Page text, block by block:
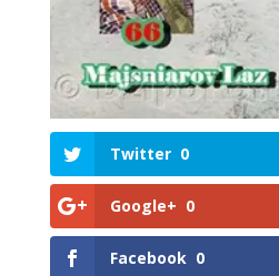
Twitter 0
Google+ 0
Facebook 0